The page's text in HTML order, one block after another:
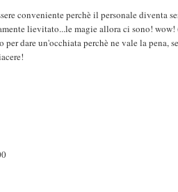
conveniente perchè il personale diventa
lievitato...le magie allora ci sono!
per dare un'occhiata perchè ne vale la